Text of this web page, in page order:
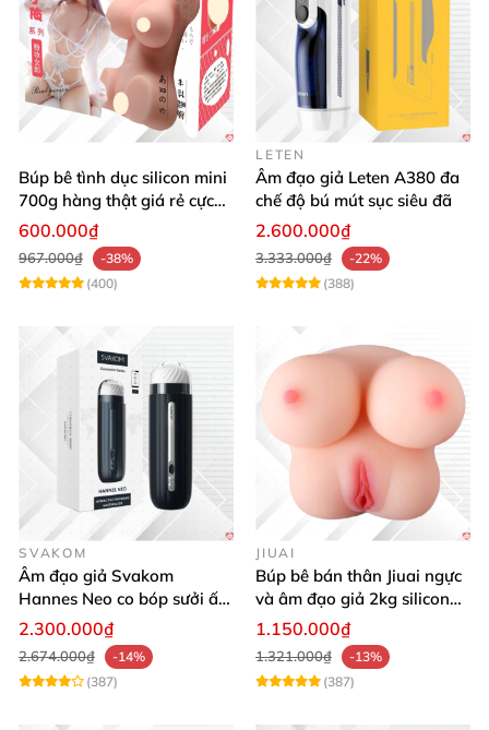
Mua ngay hôm nay để tận hưởng khuyến mãi hấp
dẫn, chế độ bảo hành chính hãngvà giao hàng kín
đáo tận nơi!
Búp bê tình dục silicon mini
700g hàng thật giá rẻ cực
sướng
600.000₫
967.000₫
-38%
(400)
LETEN
Âm đạo giả Leten A380 đa
chế độ bú mút sục siêu đã
2.600.000₫
3.333.000₫
-22%
(388)
SVAKOM
Âm đạo giả Svakom
Hannes Neo co bóp sưởi ấm
điều khiển app tiện lợi kích
thích mạnh mẽ
2.300.000₫
2.674.000₫
-14%
(387)
JIUAI
Búp bê bán thân Jiuai ngực
và âm đạo giả 2kg silicon
nguyên khối cao cấp
1.150.000₫
1.321.000₫
-13%
(387)